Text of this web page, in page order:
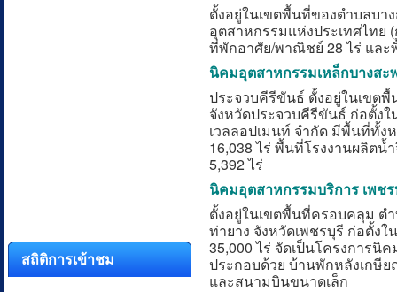
สถิติการเข้าชม
ตั้งอยู่ในเขตพื้นที่ของตำบลบา
อุตสาหกรรมแห่งประเทศไทย
ที่พักอาศัย/พาณิชย์ 28 ไร่ แล
นิคมอุตสาหกรรมเหล็กบางสะ
ประจวบคีรีขันธ์ ตั้งอยู่ในเขต
จังหวัดประจวบคีรีขันธ์ ก่อตั้ง
เวลลอปเมนท์ จำกัด มีพื้นที่ทั้ง
16,038 ไร่ พื้นที่โรงงานผลิตน้
5,392 ไร่
นิคมอุตสาหกรรมบริการ เพช
ตั้งอยู่ในเขตพื้นที่ครอบคลุม ต
ท่ายาง จังหวัดเพชรบุรี ก่อตั้ง
35,000 ไร่ จัดเป็นโครงการนิ
ประกอบด้วย บ้านพักหลังเกษี
และสนามบินขนาดเล็ก